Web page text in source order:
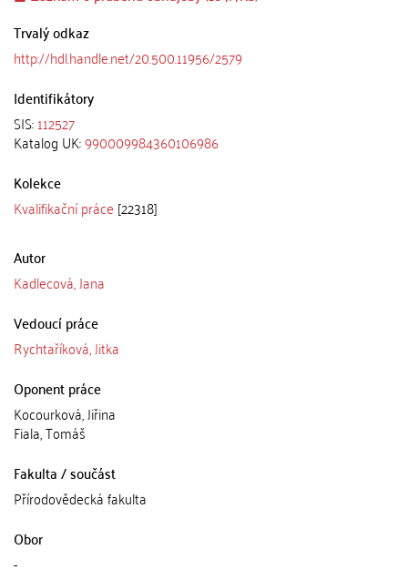
Trvalý odkaz
http://hdl.handle.net/20.500.11956/2579
Identifikátory
SIS:112527
Katalog UK:990009984360106986
Kolekce
Kvalifikační práce [22318]
Autor
Kadlecová, Jana
Vedoucí práce
Rychtaříková, Jitka
Oponent práce
Kocourková, Jiřina
Fiala, Tomáš
Fakulta / součást
Přírodovědecká fakulta
Obor
-